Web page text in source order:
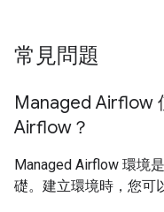
常見問題
Managed Airflow
Airflow？
Managed Airflow 環境
礎。建立環境時，您可